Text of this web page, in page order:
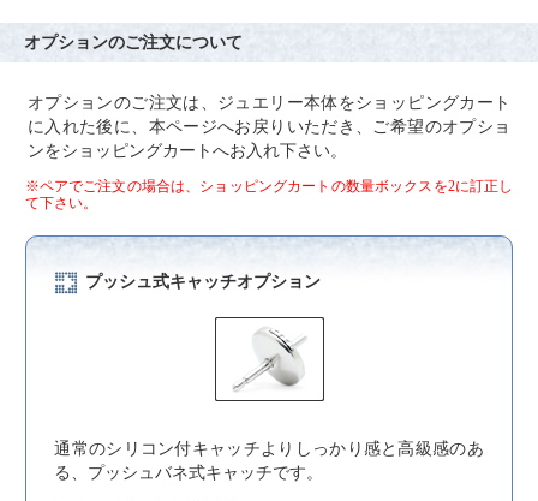
オプションのご注文について
オプションのご注文は、ジュエリー本体をショッピングカート
に入れた後に、本ページへお戻りいただき、ご希望のオプショ
ンをショッピングカートへお入れ下さい。
※ペアでご注文の場合は、ショッピングカートの数量ボックスを2に訂正し
て下さい。
プッシュ式キャッチオプション
通常のシリコン付キャッチよりしっかり感と高級感のあ
る、プッシュバネ式キャッチです。